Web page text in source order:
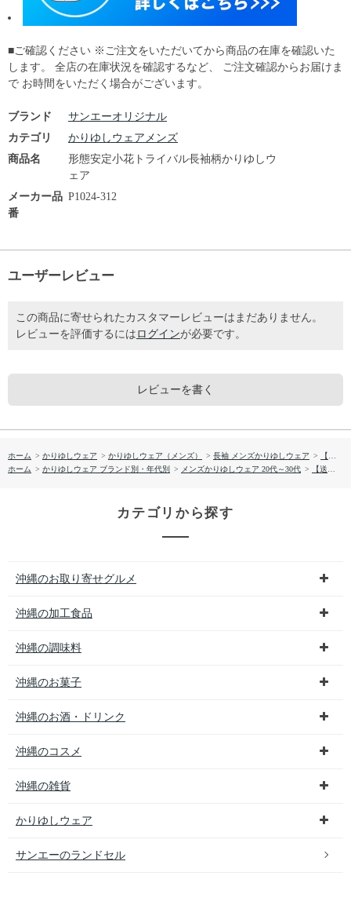
■ご確認ください ※ご注文をいただいてから商品の在庫を確認いた
します。 全店の在庫状況を確認するなど、 ご注文確認からお届けま
で お時間をいただく場合がございます。
ブランド
サンエーオリジナル
カテゴリ
かりゆしウェアメンズ
商品名
形態安定小花トライバル長袖柄かりゆしウ
ェア
メーカー品
番
P1024-312
ユーザーレビュー
この商品に寄せられたカスタマーレビューはまだありません。
レビューを評価するには ログインが必要です。
レビューを書く
ホーム > かりゆしウェア > かりゆしウェア（メンズ） > 長袖 メンズかりゆしウェア >
【送料無料】形態安定小花トライバル柄 長袖 かりゆしウェアP1024-312 Kr24
ホーム > かりゆしウェア ブランド別・年代別 > メンズかりゆしウェア 20代～30代 > 【送料無料】形態安定小花トライバル柄 長袖 かりゆしウェアP1024-312 Kr24
カテゴリから探す
沖縄のお取り寄せグルメ
沖縄の加工食品
沖縄の調味料
沖縄のお菓子
沖縄のお酒・ドリンク
沖縄のコスメ
沖縄の雑貨
かりゆしウェア
サンエーのランドセル